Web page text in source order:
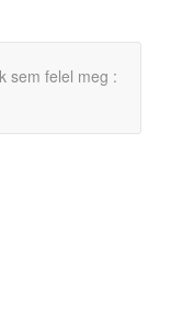
sem felel meg :